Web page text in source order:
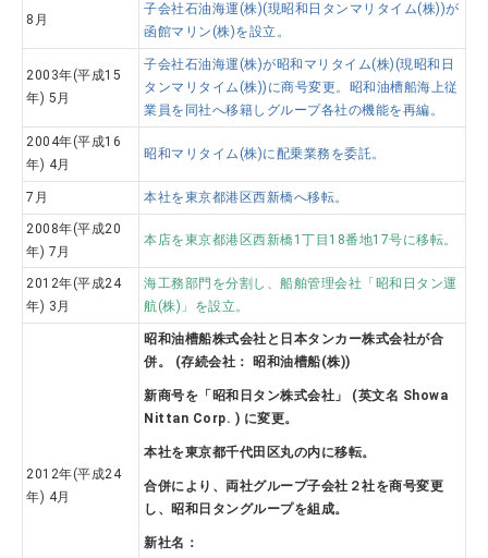
8月
子会社石油海運(株)(現昭和日タンマリタイム(株))が
函館マリン(株)を設立。
2003年(平成15
年) 5月
子会社石油海運(株)が昭和マリタイム(株)(現昭和日
タンマリタイム(株))に商号変更。昭和油槽船海上従
業員を同社へ移籍しグループ各社の機能を再編。
2004年(平成16
年) 4月
昭和マリタイム(株)に配乗業務を委託。
7月 本社を東京都港区西新橋へ移転。
2008年(平成20
年) 7月
本店を東京都港区西新橋1丁目18番地17号に移転。
2012年(平成24
年) 3月
海工務部門を分割し、船舶管理会社「昭和日タン運
航(株)」を設立。
2012年(平成24
年) 4月
昭和油槽船株式会社と日本タンカー株式会社が合
併。 (存続会社： 昭和油槽船(株))
新商号を「昭和日タン株式会社」 (英文名 Showa
Nittan Corp. ) に変更。
本社を東京都千代田区丸の内に移転。
合併により、両社グループ子会社２社を商号変更
し、昭和日タングループを組成。
新社名：